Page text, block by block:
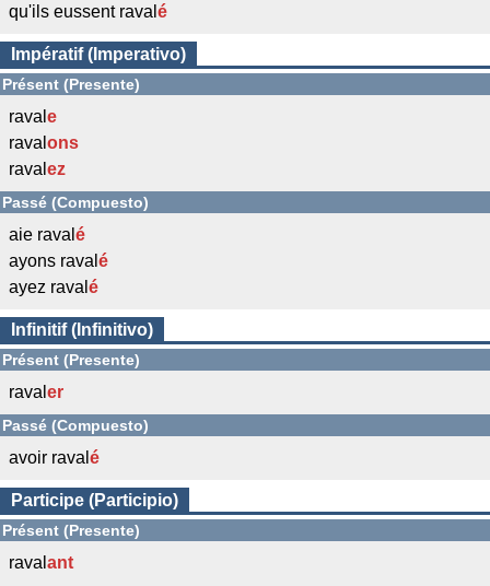
qu'ils eussent raval é
Impératif (Imperativo)
Présent (Presente)
raval e
raval ons
raval ez
Passé (Compuesto)
aie raval é
ayons raval é
ayez raval é
Infinitif (Infinitivo)
Présent (Presente)
raval er
Passé (Compuesto)
avoir raval é
Participe (Participio)
Présent (Presente)
raval ant